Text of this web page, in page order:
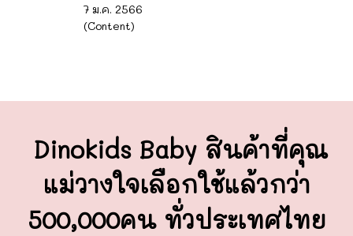
7 ม.ค. 2566
(Content)
Dinokids Baby สินค้าที่คุณ
แม่วางใจเลือกใช้แล้วกว่า
500,000คน ทั่วประเทศไทย